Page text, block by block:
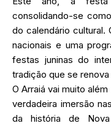
consolidando-se
do calendário cultural.
nacionais e uma
festas juninas do
tradição que se
O Arraiá vai muito
verdadeira imersão
da história de